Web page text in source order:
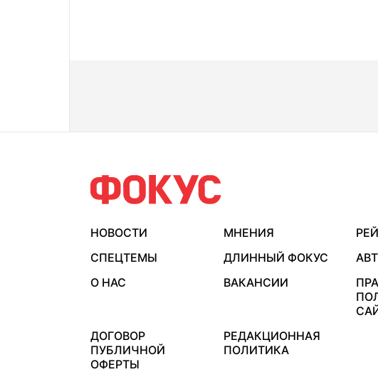
НОВОСТИ МНЕНИЯ
СПЕЦТЕМЫ
ДЛИННЫЙ ФОКУС
О НАС
ВАКАНСИИ
ДОГОВОР
ПУБЛИЧНОЙ
ОФЕРТЫ
РЕДАКЦИОННАЯ
ПОЛИТИКА